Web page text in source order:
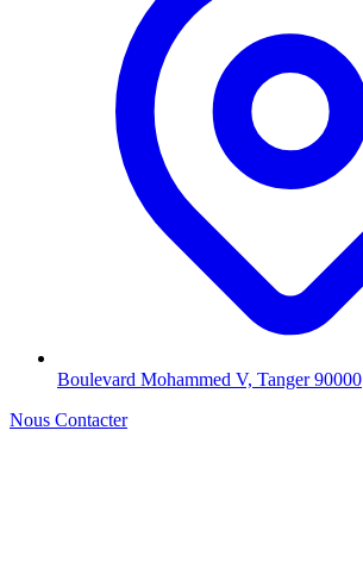
Boulevard Mohammed V, Tanger 90000
Nous Contacter